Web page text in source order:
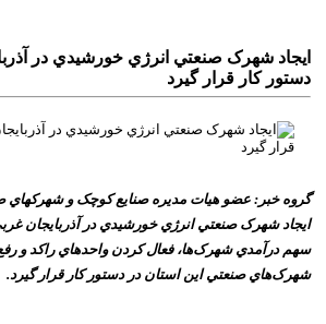
ايجاد شهرک صنعتي انرژي خورشيدي در
دستور کار قرار گيرد
گروه خبر: عضو هيات مديره صنايع کوچک و شهرکهاي
ايجاد شهرک صنعتي انرژي خورشيدي در آذربايجان
سهم درآمدي شهرک‌ها، فعال کردن واحدهاي راکد و
شهرک‌هاي صنعتي اين استان در دستور کار قرار گيرد.